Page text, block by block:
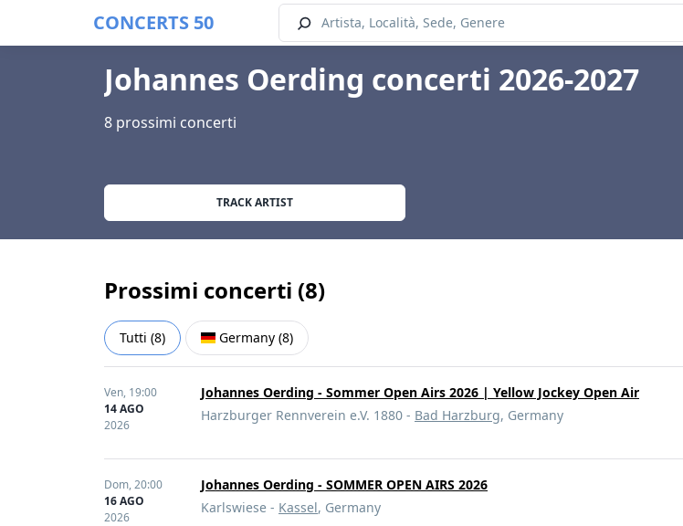
CONCERTS 50
Johannes Oerding concerti 2026-2027
8 prossimi concerti
TRACK ARTIST
Prossimi concerti (8)
Tutti (8) Germany (8)
Ven, 19:00
14 AGO
2026
Johannes Oerding - Sommer Open Airs 2026 | Yellow Jockey Open Air
Harzburger Rennverein e.V. 1880 - Bad Harzburg, Germany
Dom,20:00
16 AGO
2026
Johannes Oerding - SOMMER OPEN AIRS 2026
Karlswiese - Kassel, Germany